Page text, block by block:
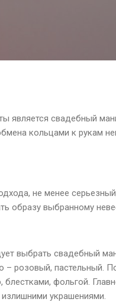
является свадебный
кольцами к рукам
не менее
образу выбранному
выбрать свадебный
– розовый, пастельный.
фольгой.
украшениями.